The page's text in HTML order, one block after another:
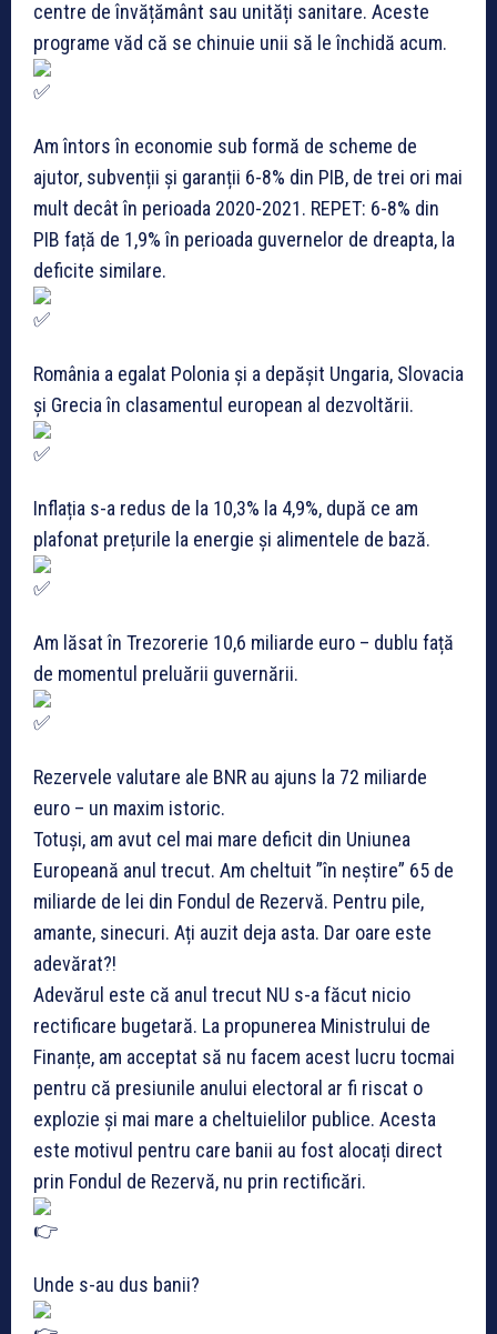
centre de învățământ sau unități sanitare. Aceste
programe văd că se chinuie unii să le închidă acum.
Am întors în economie sub formă de scheme de
ajutor, subvenții și garanții 6-8% din PIB, de trei ori mai
mult decât în perioada 2020-2021. REPET: 6-8% din
PIB față de 1,9% în perioada guvernelor de dreapta, la
deficite similare.
România a egalat Polonia și a depășit Ungaria, Slovacia
și Grecia în clasamentul european al dezvoltării.
Inflația s-a redus de la 10,3% la 4,9%, după ce am
plafonat prețurile la energie și alimentele de bază.
Am lăsat în Trezorerie 10,6 miliarde euro – dublu față
de momentul preluării guvernării.
Rezervele valutare ale BNR au ajuns la 72 miliarde
euro – un maxim istoric.
Totuși, am avut cel mai mare deficit din Uniunea
Europeană anul trecut. Am cheltuit ”în neștire” 65 de
miliarde de lei din Fondul de Rezervă. Pentru pile,
amante, sinecuri. Ați auzit deja asta. Dar oare este
adevărat?!
Adevărul este că anul trecut NU s-a făcut nicio
rectificare bugetară. La propunerea Ministrului de
Finanțe, am acceptat să nu facem acest lucru tocmai
pentru că presiunile anului electoral ar fi riscat o
explozie și mai mare a cheltuielilor publice. Acesta
este motivul pentru care banii au fost alocați direct
prin Fondul de Rezervă, nu prin rectificări.
Unde s-au dus banii?